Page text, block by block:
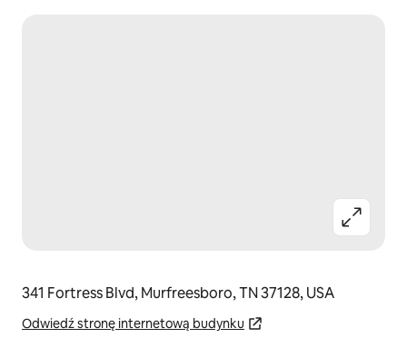
341 Fortress Blvd, Murfreesboro, TN 37128, USA
Odwiedź stronę internetową budynku